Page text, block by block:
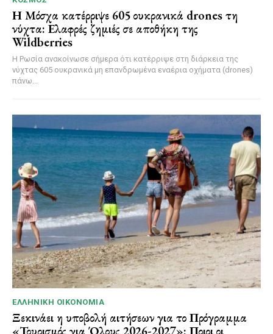
Η Μόσχα κατέρριψε 605 ουκρανικά drones τη
νύχτα: Ελαφρές ζημιές σε αποθήκη της
Wildberries
Η Ρωσία ανακοίνωσε σήμερα ότι κατέρριψε στη διάρκεια της
νύχτας 605 ουκρανικά μη επανδρωμένα εναέρια οχήματα (drones)
πάνω...
ΕΛΛΗΝΙΚΉ ΟΙΚΟΝΟΜΊΑ
Ξεκινάει η υποβολή αιτήσεων για το Πρόγραμμα